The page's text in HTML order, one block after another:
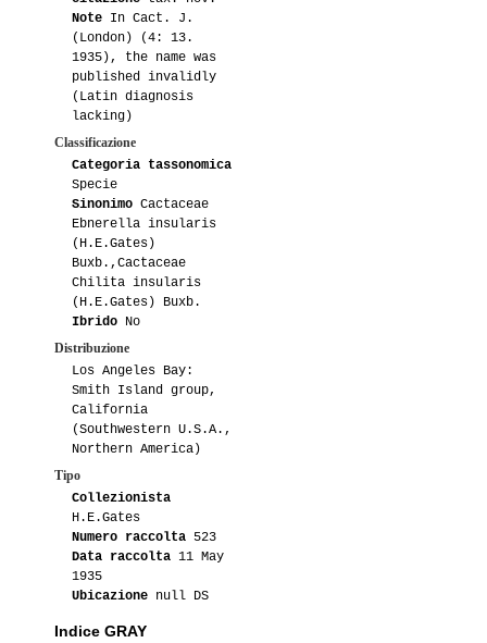
Note In Cact. J.
(London) (4: 13.
1935), the name was
published invalidly
(Latin diagnosis
lacking)
Classificazione
Categoria tassonomica
Specie
Sinonimo Cactaceae
Ebnerella insularis
(H.E.Gates)
Buxb.,Cactaceae
Chilita insularis
(H.E.Gates) Buxb.
Ibrido No
Distribuzione
Los Angeles Bay:
Smith Island group,
California
(Southwestern U.S.A.,
Northern America)
Tipo
Collezionista
H.E.Gates
Numero raccolta 523
Data raccolta 11 May
1935
Ubicazione null DS
Indice GRAY